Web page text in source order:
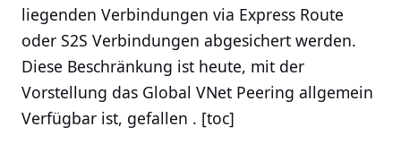
liegenden Verbindungen via Express Route
oder S2S Verbindungen abgesichert werden.
Diese Beschränkung ist heute, mit der
Vorstellung das Global VNet Peering allgemein
Verfügbar ist, gefallen . [toc]